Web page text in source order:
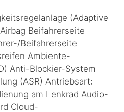
(Adaptive
Beifahrerseite
Beifahrerseite
Ambiente-
Anti-Blockier-System
(ASR) Antriebsart:
am Lenkrad Audio-
Cloud-